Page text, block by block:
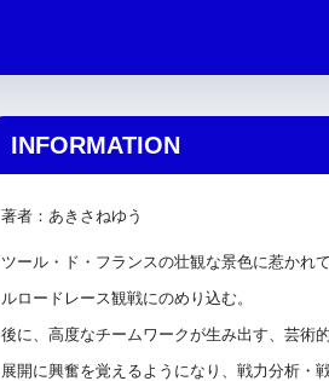
INFORMATION
著者：あきさねゆう
ツール・ド・フランスの壮観な景色に惹かれ
ルロードレース観戦にのめり込む。
後に、高度なチームワークが生み出す、芸術
展開に興奮を覚えるようになり、戦力分析・